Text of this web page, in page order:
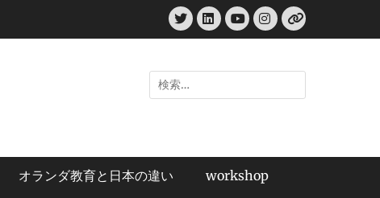
TwitterLinkedIn
YouTube
Instagram
リ
ン
検
索:
オランダ教育と日本の違い workshop